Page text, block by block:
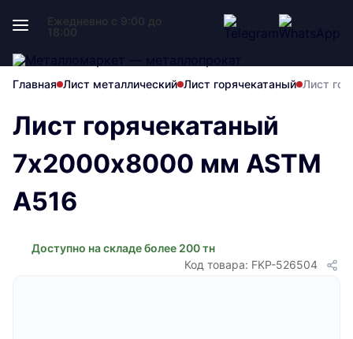
Ежедневно с 9:00 до
18:00
Главная Лист металлический Лист горячекатаный Лист
Лист горячекатаный
7х2000х8000 мм ASTM
A516
Доступно на складе более 200 тн
Код товара: FKP-526504